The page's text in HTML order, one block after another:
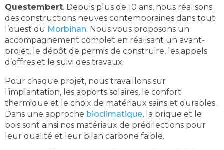
Questembert. Depuis plus de 10 ans, nous réalisons
des constructions neuves contemporaines dans tout
l’ouest du Morbihan. Nous vous proposons un
accompagnement complet en réalisant un avant-
projet, le dépôt de permis de construire, les appels
d’offres et le suivi des travaux.
Pour chaque projet, nous travaillons sur
l’implantation, les apports solaires, le confort
thermique et le choix de matériaux sains et durables.
Dans une approche bioclimatique, la brique et le
bois sont ainsi nos matériaux de prédilections pour
leur qualité et leur bilan carbone faible.